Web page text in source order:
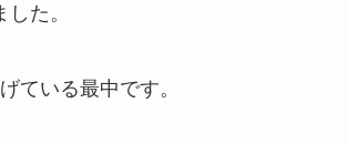
た。
ている最中です。